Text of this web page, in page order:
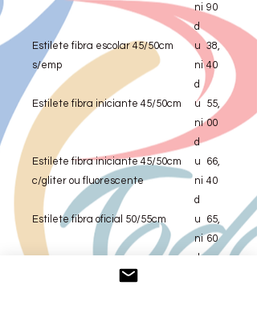
ni
d
90
Estilete fibra escolar 45/50cm
s/emp
u
ni
d
38,
40
Estilete fibra iniciante 45/50cm
u
ni
d
55,
00
Estilete fibra iniciante 45/50cm
c/gliter ou fluorescente
u
ni
d
66,
40
Estilete fibra oficial 50/55cm
u
ni
d
65,
60
Estilete fibra oficial 50/55cm